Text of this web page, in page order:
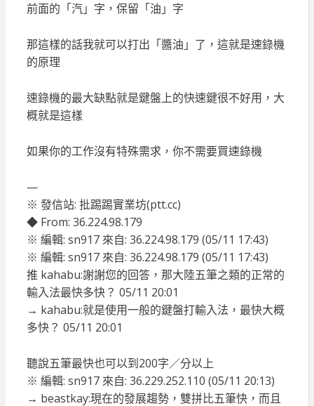
前面的「汽」字，保留「油」字
那這樣的話我就可以打出「醬油」了，這就是速錄機
的原理
速錄機的最大缺點就是鍵盤上的快速鍵很不好用，大
概就是這樣
如果你的工作沒有特殊需求，你不需要買速錄機
—
※ 發信站: 批踢踢實業坊(ptt.cc)
◆ From: 36.224.98.179
※ 編輯: sn917 來自: 36.224.98.179 (05/11 17:43)
※ 編輯: sn917 來自: 36.224.98.179 (05/11 17:43)
推 kahabu:謝謝您的回答，那大陸五筆之類的正常的
輸入法最快多快？ 05/11 20:01
→ kahabu:就是使用一般的鍵盤打輸入法，最快大概
多快？ 05/11 20:01
聽說五筆最快也可以到200字／分以上
※ 編輯: sn917 來自: 36.229.252.110 (05/11 20:13)
→ beastkay:現在的發展趨勢，雙拼比五筆快，而且